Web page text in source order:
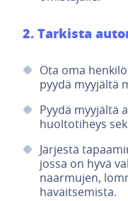
2. Tarkista
Ota oma
pyydä myyjältä
Pyydä myyjältä
huoltotiheys
Järjestä
jossa on hyvä
naarmujen,
havaitsemista.